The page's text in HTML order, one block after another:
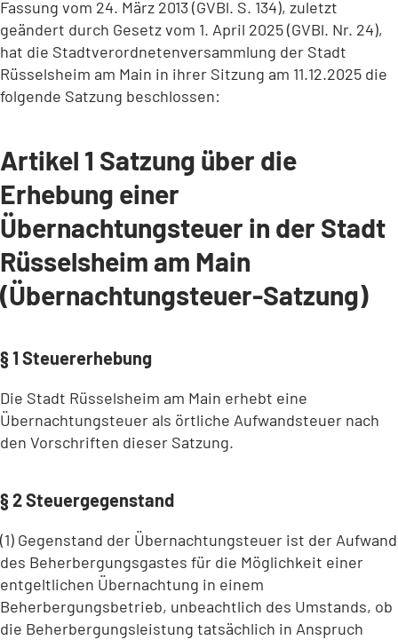
Fassung vom 24. März 2013 (GVBl. S. 134), zuletzt
geändert durch Gesetz vom 1. April 2025 (GVBl. Nr. 24),
hat die Stadtverordnetenversammlung der Stadt
Rüsselsheim am Main in ihrer Sitzung am 11.12.2025 die
folgende Satzung beschlossen:
Artikel 1 Satzung über die
Erhebung einer
Übernachtungsteuer in der Stadt
Rüsselsheim am Main
(Übernachtungsteuer-Satzung)
§ 1 Steuererhebung
Die Stadt Rüsselsheim am Main erhebt eine
Übernachtungsteuer als örtliche Aufwandsteuer nach
den Vorschriften dieser Satzung.
§ 2 Steuergegenstand
(1) Gegenstand der Übernachtungsteuer ist der Aufwand
des Beherbergungsgastes für die Möglichkeit einer
entgeltlichen Übernachtung in einem
Beherbergungsbetrieb, unbeachtlich des Umstands, ob
die Beherbergungsleistung tatsächlich in Anspruch